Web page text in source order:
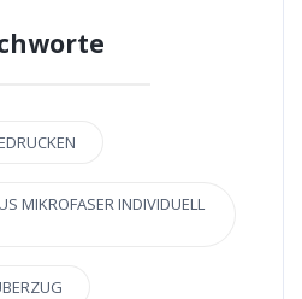
MIKROFASER INDIVIDUELL